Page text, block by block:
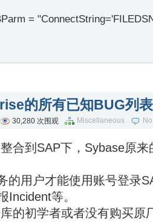
=
的所有已知BUG列
30,280 次围观 Miscellaneous
合到SAP下，Sybase原
的用户才能使用账号登录
Incident等。
的初学者或者没有购买原